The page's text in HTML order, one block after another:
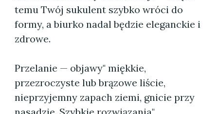
temu Twój sukulent szybko wróci do
formy, a biurko nadal będzie eleganckie i
zdrowe.
Przelanie — objawy" miękkie,
przezroczyste lub brązowe liście,
nieprzyjemny zapach ziemi, gnicie przy